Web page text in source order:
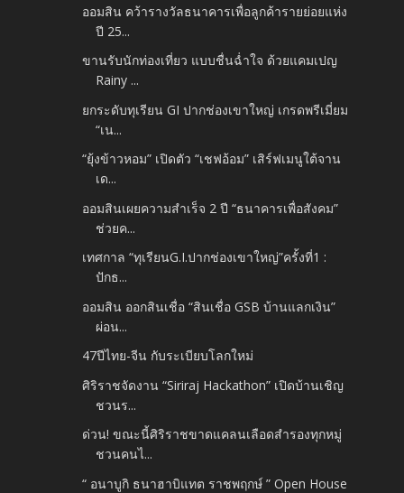
ออมสิน คว้ารางวัลธนาคารเพื่อลูกค้ารายย่อยแห่ง
ปี 25...
ขานรับนักท่องเที่ยว แบบชื่นฉ่ำใจ ด้วยแคมเปญ
Rainy ...
ยกระดับทุเรียน GI ปากช่องเขาใหญ่ เกรดพรีเมี่ยม
“เน...
“ยุ้งข้าวหอม” เปิดตัว “เชฟอ้อม” เสิร์ฟเมนูใต้จาน
เด...
ออมสินเผยความสำเร็จ 2 ปี “ธนาคารเพื่อสังคม”
ช่วยค...
เทศกาล “ทุเรียนG.I.ปากช่องเขาใหญ่”ครั้งที่1 :
ปักธ...
ออมสิน ออกสินเชื่อ “สินเชื่อ GSB บ้านแลกเงิน”
ผ่อน...
47ปีไทย-จีน​ กับระเบียบโลกใหม่
ศิริราชจัดงาน “Siriraj Hackathon” เปิดบ้านเชิญ
ชวนร...
ด่วน! ขณะนี้ศิริราชขาดแคลนเลือดสำรองทุกหมู่
ชวนคนไ...
“ อนาบูกิ ธนาฮาบิแทต ราชพฤกษ์ ” Open House